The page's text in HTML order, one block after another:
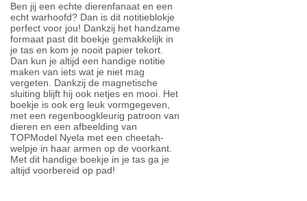
Ben jij een echte dierenfanaat en een
echt warhoofd? Dan is dit notitieblokje
perfect voor jou! Dankzij het handzame
formaat past dit boekje gemakkelijk in
je tas en kom je nooit papier tekort.
Dan kun je altijd een handige notitie
maken van iets wat je niet mag
vergeten. Dankzij de magnetische
sluiting blijft hij ook netjes en mooi. Het
boekje is ook erg leuk vormgegeven,
met een regenboogkleurig patroon van
dieren en een afbeelding van
TOPModel Nyela met een cheetah-
welpje in haar armen op de voorkant.
Met dit handige boekje in je tas ga je
altijd voorbereid op pad!